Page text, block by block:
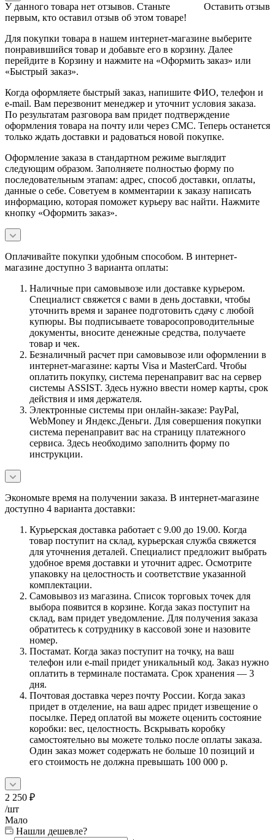
Оставить отзыв
У данного товара нет отзывов. Станьте
первым, кто оставил отзыв об этом товаре!
Для покупки товара в нашем интернет-магазине выберите
понравившийся товар и добавьте его в корзину. Далее
перейдите в Корзину и нажмите на «Оформить заказ» или
«Быстрый заказ».
Когда оформляете быстрый заказ, напишите ФИО, телефон и
e-mail. Вам перезвонит менеджер и уточнит условия заказа.
По результатам разговора вам придет подтверждение
оформления товара на почту или через СМС. Теперь останется
только ждать доставки и радоваться новой покупке.
Оформление заказа в стандартном режиме выглядит
следующим образом. Заполняете полностью форму по
последовательным этапам: адрес, способ доставки, оплаты,
данные о себе. Советуем в комментарии к заказу написать
информацию, которая поможет курьеру вас найти. Нажмите
кнопку «Оформить заказ».
Оплачивайте покупки удобным способом. В интернет-
магазине доступно 3 варианта оплаты:
Наличные при самовывозе или доставке курьером.
Специалист свяжется с вами в день доставки, чтобы
уточнить время и заранее подготовить сдачу с любой
купюры. Вы подписываете товаросопроводительные
документы, вносите денежные средства, получаете
товар и чек.
Безналичный расчет при самовывозе или оформлении в
интернет-магазине: карты Visa и MasterCard. Чтобы
оплатить покупку, система перенаправит вас на сервер
системы ASSIST. Здесь нужно ввести номер карты, срок
действия и имя держателя.
Электронные системы при онлайн-заказе: PayPal,
WebMoney и Яндекс.Деньги. Для совершения покупки
система перенаправит вас на страницу платежного
сервиса. Здесь необходимо заполнить форму по
инструкции.
Экономьте время на получении заказа. В интернет-магазине
доступно 4 варианта доставки:
Курьерская доставка работает с 9.00 до 19.00. Когда
товар поступит на склад, курьерская служба свяжется
для уточнения деталей. Специалист предложит выбрать
удобное время доставки и уточнит адрес. Осмотрите
упаковку на целостность и соответствие указанной
комплектации.
Самовывоз из магазина. Список торговых точек для
выбора появится в корзине. Когда заказ поступит на
склад, вам придет уведомление. Для получения заказа
обратитесь к сотруднику в кассовой зоне и назовите
номер.
Постамат. Когда заказ поступит на точку, на ваш
телефон или e-mail придет уникальный код. Заказ нужно
оплатить в терминале постамата. Срок хранения — 3
дня.
Почтовая доставка через почту России. Когда заказ
придет в отделение, на ваш адрес придет извещение о
посылке. Перед оплатой вы можете оценить состояние
коробки: вес, целостность. Вскрывать коробку
самостоятельно вы можете только после оплаты заказа.
Один заказ может содержать не больше 10 позиций и
его стоимость не должна превышать 100 000 р.
2 250 ₽
/шт
Мало
Нашли дешевле?